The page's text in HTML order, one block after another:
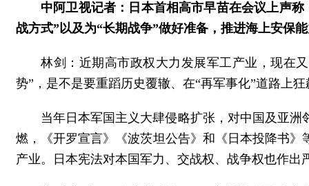
中阿卫视记者：日本首相高市早苗在会议上声
战方式”以及为“长期战争”做好准备，推进海上安保
林剑：近期高市政权大力发展军工产业，现在
势”，是不是要重蹈历史覆辙、在“再军事化”道路上
当年日本军国主义大肆侵略扩张，对中国及亚
燃，《开罗宣言》《波茨坦公告》和《日本投降书
产业。日本宪法对本国军力、交战权、战争权也作出